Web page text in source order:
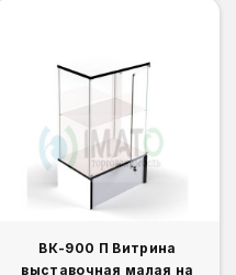
ВК-900 П Витрина
выставочная малая на